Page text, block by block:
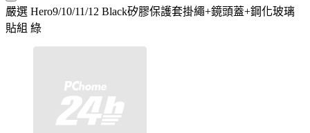
嚴選 Hero9/10/11/12 Black矽膠保護套掛繩+鏡頭蓋+鋼化玻璃
貼組 綠